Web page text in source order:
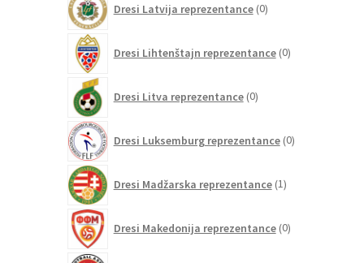
Dresi Latvija reprezentance 0izdelkov
Dresi Lihtenštajn reprezentance 0izdelkov
Dresi Litva reprezentance 0izdelkov
Dresi Luksemburg reprezentance 0izdelkov
Dresi Madžarska reprezentance 1izdelek
Dresi Makedonija reprezentance 0izdelkov